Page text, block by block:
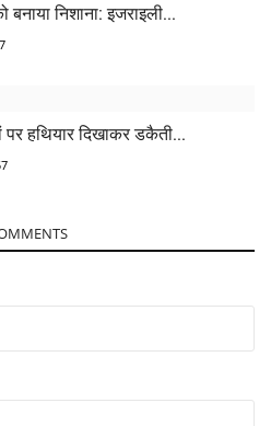
निशाना: इजराइली...
पर हथियार दिखाकर डकैती...